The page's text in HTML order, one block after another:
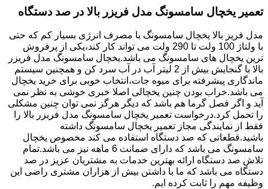
تعمیر یخچال سامسونگ مدل فریزر بالا در صد دستگاه
مدل فریز بالا یخچال سامسونگ با مصرف انرژی بسیار کم که حتی
با ولتاژ 100 ولت تا 290 ولت می تواند کار کند،یکی از پرفروش
ترین یخچال های سامسونگ می باشد.یخچال سامسونگ مدل فریزر
بالا با گنجایش بیش از 2 لیتر آب در آب سرد کن و همچنین سیستم
ماندگاری پیشرفته برای میوه جات،انتخاب خوبی برای خرید یخچال
می باشد.خراب بودن چنین یخچالی اصلا خبری خوشی به نظر نمی
آید و اگر فصل گرما هم باشد که دیگر هرگز نمی توان چنین مشکلی
را تحمل کرد.درخواست تعمیر یخچال سامسونگ مدل فریزر بالا را
فقط از نمایندگی مجاز تعمیر یخچال سامسونگ داشته
باشید.قطعاتی که صد دستگاه استفاده می کند مخصوص یخچال
سامسونگ می باشد که دارای ضمانت 6 ماهه نیز می باشد.تمام
تلاش صد دستگاه ارائه بهترین خدمات به مشتریان عزیز در صد
دستگاه می باشد که ما با داشتن بیش از هزاران مشتری راضی این
وظیفه مهم را ثابت کرده ایم.